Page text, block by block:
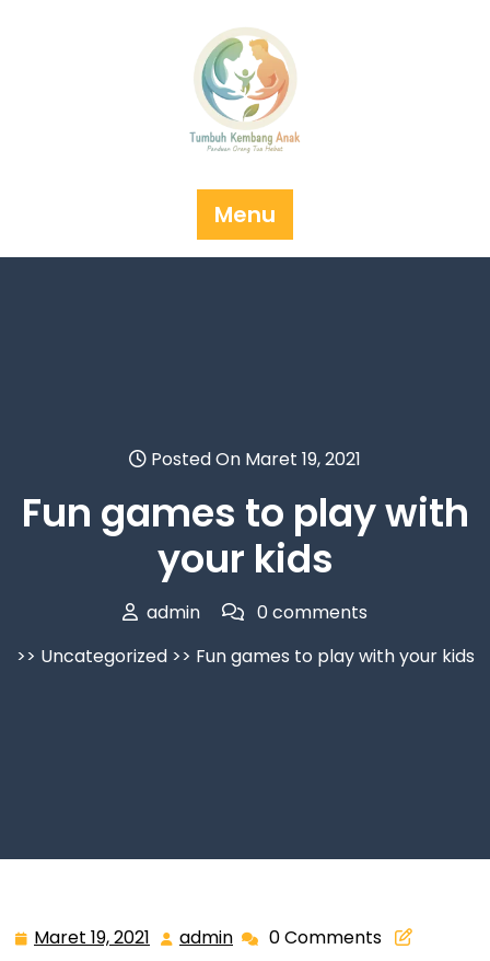
Menu
Posted On Maret 19, 2021
Fun games to play with
your kids
admin
0 comments
>> Uncategorized>> Fun games to play with your kids
Maret 19, 2021 admin
0 Comments